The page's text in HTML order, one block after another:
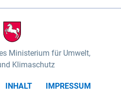
Ministerium für Umwelt,
Klimaschutz
INHALT
IMPRESSUM